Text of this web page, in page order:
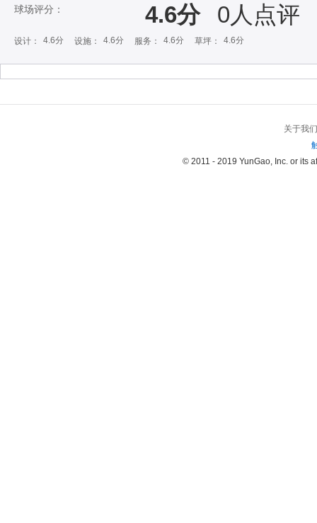
球场评分： 4.6分 0人点评
设计： 4.6分 设施： 4.6分 服务： 4.6分 草坪： 4.6分
关于我们
© 2011 - 2019 YunGao, Inc. or its